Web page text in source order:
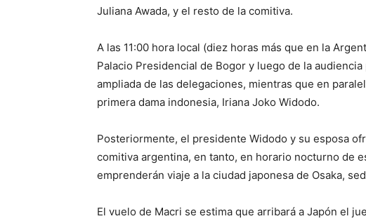
Juliana Awada, y el resto de la comitiva.
A las 11:00 hora local (diez horas más que en la
Palacio Presidencial de Bogor y luego de la
ampliada de las delegaciones, mientras que en
primera dama indonesia, Iriana Joko Widodo.
Posteriormente, el presidente Widodo y su esposa
comitiva argentina, en tanto, en horario nocturno de
emprenderán viaje a la ciudad japonesa de Osaka,
El vuelo de Macri se estima que arribará a Japón el